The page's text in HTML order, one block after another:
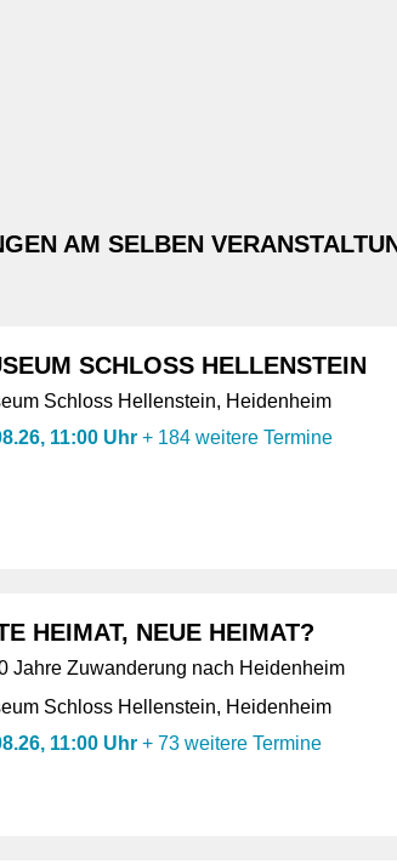
AM SELBEN
SCHLOSS HELLENSTEIN
Schloss Hellenstein, Heidenheim
11:00 Uhr + 184 weitere Termine
HEIMAT, NEUE HEIMAT?
Jahre Zuwanderung nach Heidenheim
Schloss Hellenstein, Heidenheim
11:00 Uhr + 73 weitere Termine